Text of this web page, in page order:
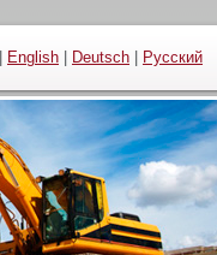
English Deutsch Русский